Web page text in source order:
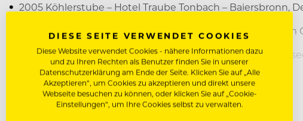
2005 Köhlerstube – Hotel Traube Tonbach – Baiersbronn,
2006 Residenz Heinz Winkler – Heinz Winkler – Aschau
2007 Schlossstern – Schloss Velden – Velden am
seit 2011 Silvio Nickol Gourmetrestaurant –
DIESE SEITE VERWENDET COOKIES
Diese Website verwendet Cookies - nähere Informationen dazu
und zu Ihren Rechten als Benutzer finden Sie in unserer
Datenschutzerklärung am Ende der Seite. Klicken Sie auf „Alle
Akzeptieren“, um Cookies zu akzeptieren und direkt unsere
Webseite besuchen zu können, oder klicken Sie auf „Cookie-
Einstellungen“, um Ihre Cookies selbst zu verwalten.